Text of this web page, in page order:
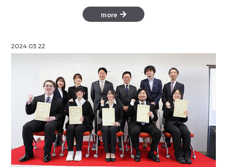
more
2024.03.22